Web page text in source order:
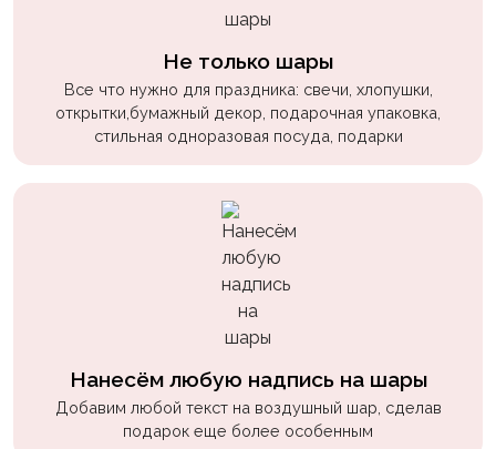
Не только шары
Все что нужно для праздника: свечи, хлопушки,
открытки,бумажный декор, подарочная упаковка,
стильная одноразовая посуда, подарки
Нанесём любую надпись на шары
Добавим любой текст на воздушный шар, сделав
подарок еще более особенным
Котики,
собачки